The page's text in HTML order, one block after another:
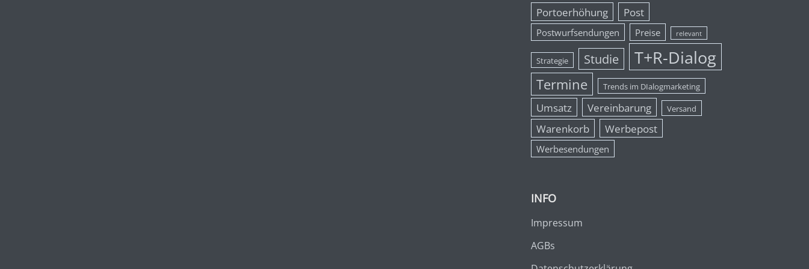
Portoerhöhung Post
Postwurfsendungen Preise relevant
Strategie Studie T+R-Dialog
Termine Trends im DIalogmarketing
Umsatz Vereinbarung Versand
Warenkorb Werbepost
Werbesendungen
INFO
Impressum
AGBs